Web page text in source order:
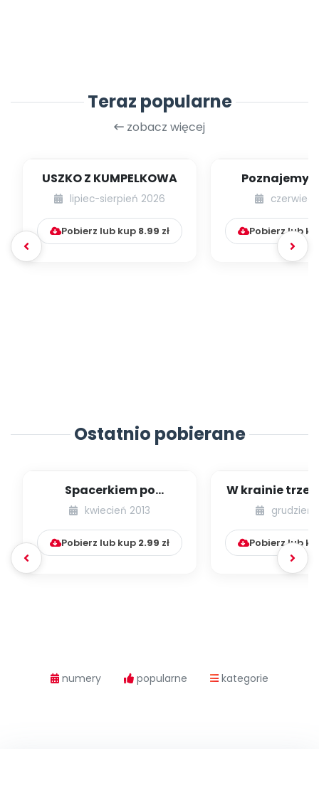
Teraz popularne
zobacz więcej
USZKO Z KUMPELKOWA
lipiec-sierpień 2026
Pobierz lub kup 8.99 zł
Poznajemy
czerwiec
Pobierz lub
Ostatnio pobierane
Spacerkiem po
Krakowie (inscenizacja
kwiecień 2013
Pobierz lub kup 2.99 zł
W krainie
grudzień
Pobierz lub
numery popularne kategorie